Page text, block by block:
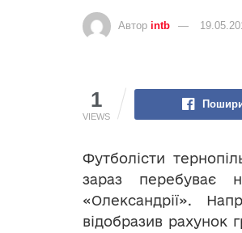
Автор intb
1
VIEWS
Футболісти
зараз перебуває
«Олександрії».
відобразив рахунок